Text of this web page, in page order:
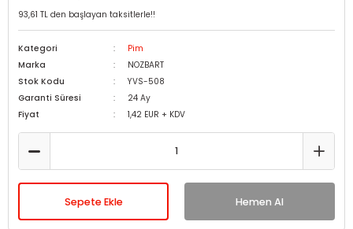
93,61 TL den başlayan taksitlerle!!
Kategori
Pim
Marka
NOZBART
Stok Kodu
YVS-508
Garanti Süresi
24 Ay
Fiyat
1,42 EUR + KDV
Sepete Ekle Hemen Al